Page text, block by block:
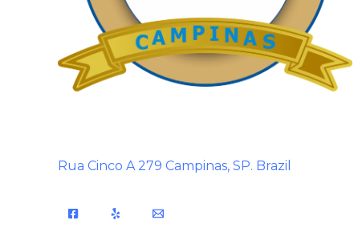
Rua Cinco A 279 Campinas, SP. Brazil